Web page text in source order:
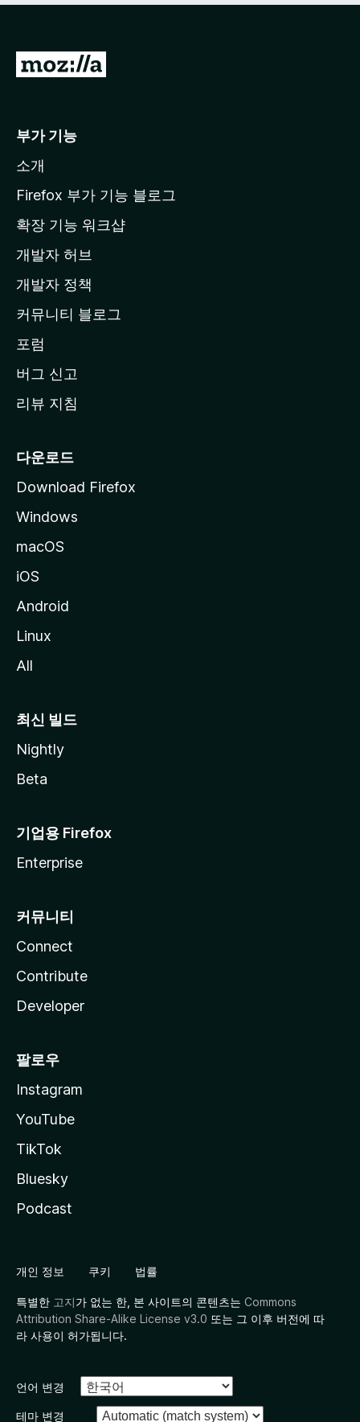
M
l
a
페
이
지
이
동
부가 기능
소개
Firefox 부가 기능 블로그
확장 기능 워크샵
개발자 허브
개발자 정책
커뮤니티 블로그
포럼
버그 신고
리뷰 지침
다운로드
Download Firefox
Windows
macOS
iOS
Android
Linux
All
최신 빌드
Nightly
Beta
기업용 Firefox
Enterprise
커뮤니티
Connect
Contribute
Developer
팔로우
Instagram
YouTube
TikTok
Bluesky
Podcast
개인 정보 쿠키 법률
특별한 고지가 없는 한, 본 사이트의 콘텐츠는 Commons
Attribution Share-Alike License v3.0 또는 그 이후 버전에 따
라 사용이 허가됩니다.
언어 변경
테마 변경